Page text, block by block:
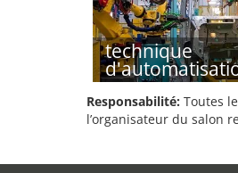
technique
Responsabilité: Toutes
l’organisateur du salon